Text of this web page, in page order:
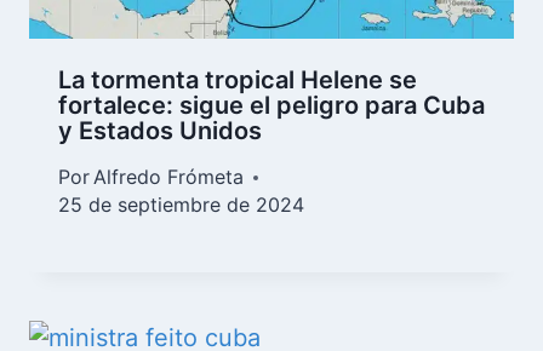
La tormenta tropical Helene se
fortalece: sigue el peligro para Cuba
y Estados Unidos
PorAlfredo Frómeta
25 de septiembre de 2024